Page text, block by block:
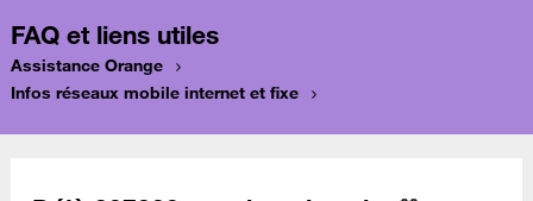
FAQ et liens utiles
Assistance Orange
Infos réseaux mobile internet et fixe